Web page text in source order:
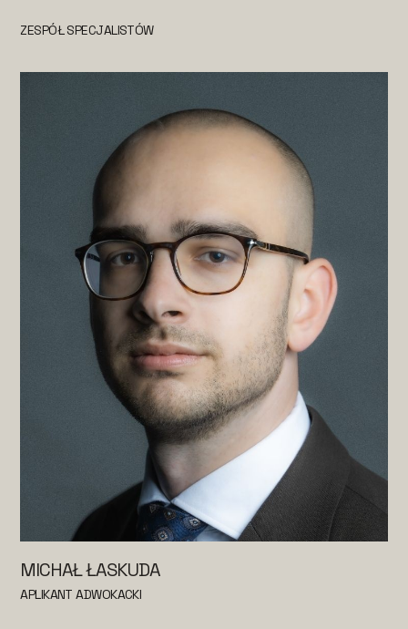
ZESPÓŁ SPECJALISTÓW
MICHAŁ ŁASKUDA
APLIKANT ADWOKACKI